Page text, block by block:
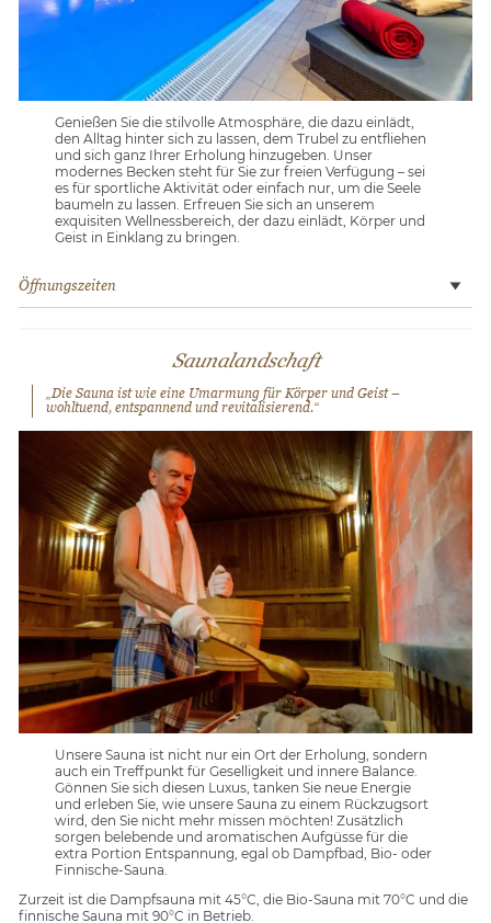
Genießen Sie die stilvolle Atmosphäre, die dazu einlädt,
den Alltag hinter sich zu lassen, dem Trubel zu entfliehen
und sich ganz Ihrer Erholung hinzugeben. Unser
modernes Becken steht für Sie zur freien Verfügung – sei
es für sportliche Aktivität oder einfach nur, um die Seele
baumeln zu lassen. Erfreuen Sie sich an unserem
exquisiten Wellnessbereich, der dazu einlädt, Körper und
Geist in Einklang zu bringen.
Öffnungszeiten
Sonntag: 8:00 – 13:00 Uhr
Feiertags gesonderte Öffnungszeiten für Schwimmbad und
Sauna. Unsere Öffnungszeiten sind an unseren Hotelbetrieb
angepasst und können variieren. An der Rezeption finden Sie
immer die aktuellen Öffnungszeiten.
Saunalandschaft
„Die Sauna ist wie eine Umarmung für Körper und Geist –
wohltuend, entspannend und revitalisierend.“
Unsere Sauna ist nicht nur ein Ort der Erholung, sondern
auch ein Treffpunkt für Geselligkeit und innere Balance.
Gönnen Sie sich diesen Luxus, tanken Sie neue Energie
und erleben Sie, wie unsere Sauna zu einem Rückzugsort
wird, den Sie nicht mehr missen möchten! Zusätzlich
sorgen belebende und aromatischen Aufgüsse für die
extra Portion Entspannung, egal ob Dampfbad, Bio- oder
Finnische-Sauna.
Zurzeit ist die Dampfsauna mit 45°C, die Bio-Sauna mit 70°C und die
finnische Sauna mit 90°C in Betrieb.